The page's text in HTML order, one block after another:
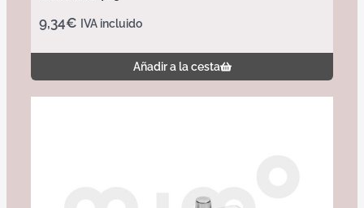
9,34€ IVA incluido
Añadir a la cesta